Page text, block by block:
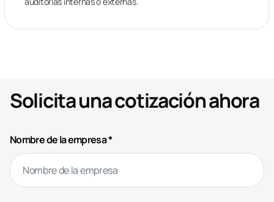
Solicita una cotización ahora
Nombre de la empresa *